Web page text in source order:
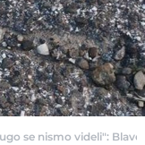
se nismo videli":